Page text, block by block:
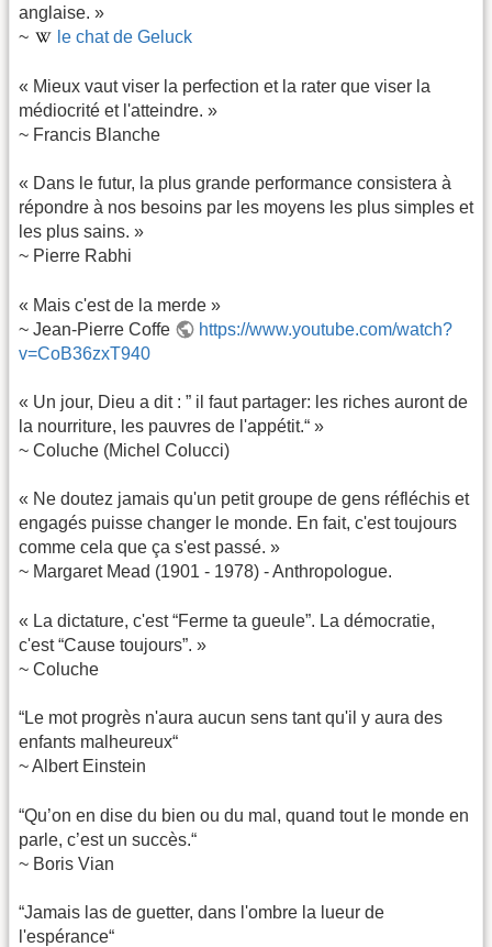
anglaise. »
~
le chat de Geluck
« Mieux vaut viser la perfection et la rater que viser la
médiocrité et l'atteindre. »
~ Francis Blanche
« Dans le futur, la plus grande performance consistera à
répondre à nos besoins par les moyens les plus simples et
les plus sains. »
~ Pierre Rabhi
« Mais c'est de la merde »
~ Jean-Pierre Coffe
https://www.youtube.com/watch?
v=CoB36zxT940
« Un jour, Dieu a dit : ” il faut partager: les riches auront de
la nourriture, les pauvres de l'appétit.“ »
~ Coluche (Michel Colucci)
« Ne doutez jamais qu'un petit groupe de gens réfléchis et
engagés puisse changer le monde. En fait, c'est toujours
comme cela que ça s'est passé. »
~ Margaret Mead (1901 - 1978) - Anthropologue.
« La dictature, c'est “Ferme ta gueule”. La démocratie,
c'est “Cause toujours”. »
~ Coluche
“Le mot progrès n'aura aucun sens tant qu'il y aura des
enfants malheureux“
~ Albert Einstein
“Qu’on en dise du bien ou du mal, quand tout le monde en
parle, c’est un succès.“
~ Boris Vian
“Jamais las de guetter, dans l'ombre la lueur de
l'espérance“